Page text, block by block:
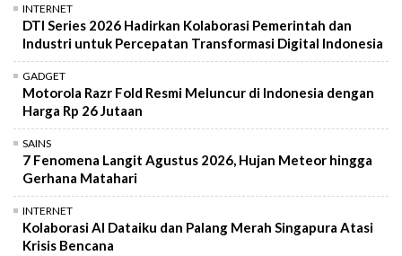
INTERNET
DTI Series 2026 Hadirkan Kolaborasi Pemerintah dan
Industri untuk Percepatan Transformasi Digital Indonesia
GADGET
Motorola Razr Fold Resmi Meluncur di Indonesia dengan
Harga Rp 26 Jutaan
SAINS
7 Fenomena Langit Agustus 2026, Hujan Meteor hingga
Gerhana Matahari
INTERNET
Kolaborasi AI Dataiku dan Palang Merah Singapura Atasi
Krisis Bencana